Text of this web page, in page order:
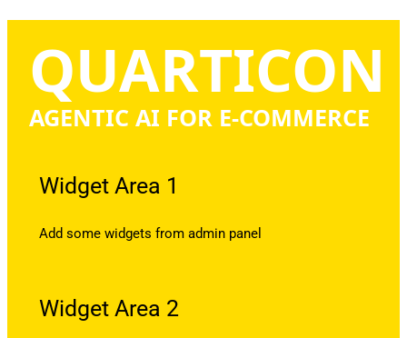
QUARTICON
AGENTIC AI FOR E-COMMERCE
Widget Area 1
Add some widgets from admin panel
Widget Area 2